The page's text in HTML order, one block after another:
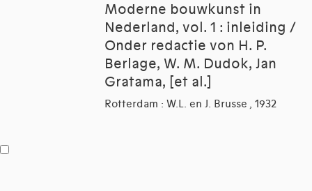
Moderne bouwkunst in
Nederland, vol. 1 : inleiding /
Onder redactie von H. P.
Berlage, W. M. Dudok, Jan
Gratama, [et al.]
Rotterdam : W.L. en J. Brusse , 1932